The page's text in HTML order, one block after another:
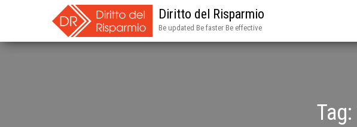
Diritto del Risparmio
Be updated Be faster Be effective
Tag: